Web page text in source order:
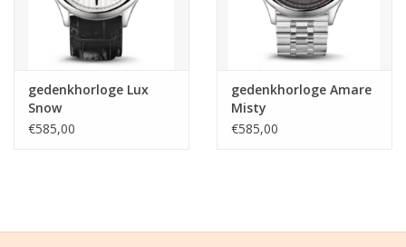
gedenkhorloge Lux
Snow
€585,00
gedenkhorloge Amare
Misty
€585,00